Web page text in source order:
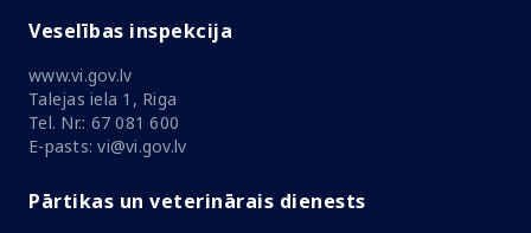
Veselības inspekcija
www.vi.gov.lv
Talejas iela 1, Riga
Tel. Nr.: 67 081 600
E-pasts: vi@vi.gov.lv
Pārtikas un veterinārais dienests